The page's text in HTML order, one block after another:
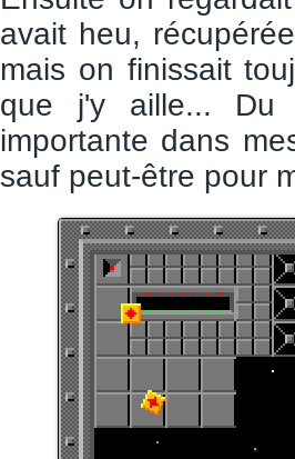
avait heu,
mais on finissait
que j'y aille...
importante dans
sauf peut-être pour